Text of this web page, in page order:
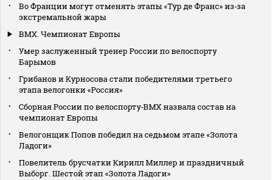
Во Франции могут отменять этапы «Тур де Франс» из‑за
экстремальной жары
BMX. Чемпионат Европы
Умер заслуженный тренер России по велоспорту
Барымов
Грибанов и Курносова стали победителями третьего
этапа велогонки «Россия»
Сборная России по велоспорту‑BMX назвала состав на
чемпионат Европы
Велогонщик Попов победил на седьмом этапе «Золота
Ладоги»
Повелитель брусчатки Кирилл Миллер и праздничный
Выборг. Шестой этап «Золота Ладоги»